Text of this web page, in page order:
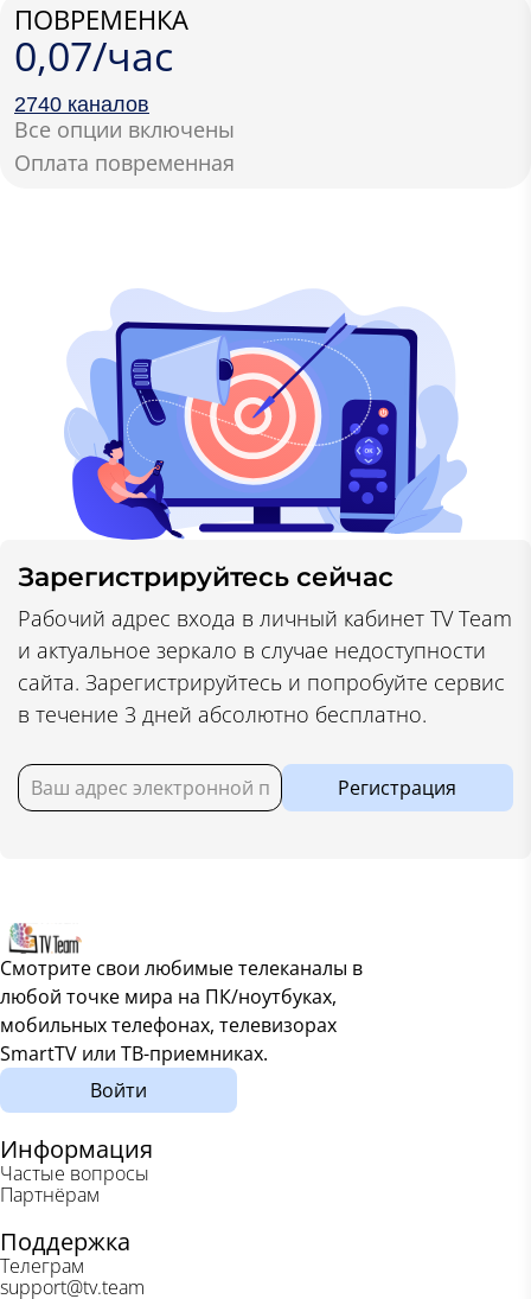
ПОВРЕМЕНКА
0,07/час
2740 каналов
Все опции включены
Оплата повременная
Зарегистрируйтесь сейчас
Рабочий адрес входа в личный кабинет TV Team
и актуальное зеркало в случае недоступности
сайта. Зарегистрируйтесь и попробуйте сервис
в течение 3 дней абсолютно бесплатно.
Регистрация
Смотрите свои любимые телеканалы в
любой точке мира на ПК/ноутбуках,
мобильных телефонах, телевизорах
SmartTV или ТВ-приемниках.
Войти
Информация
Частые вопросы
Партнёрам
Поддержка
Телеграм
support@tv.team